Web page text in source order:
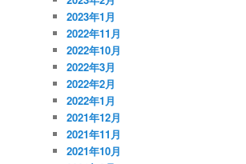
2023年1月
2022年11月
2022年10月
2022年3月
2022年2月
2022年1月
2021年12月
2021年11月
2021年10月